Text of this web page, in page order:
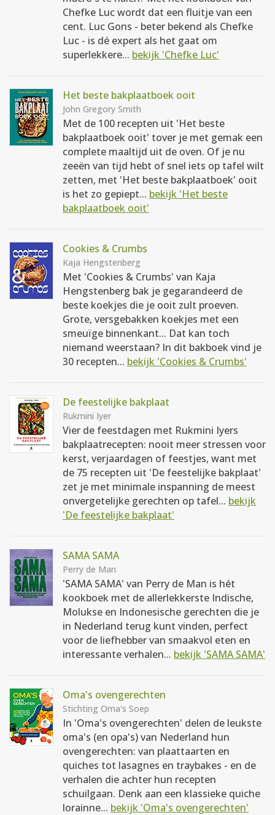
Chefke Luc wordt dat een fluitje van een
cent. Luc Gons - beter bekend als Chefke
Luc - is dé expert als het gaat om
superlekkere... bekijk 'Chefke Luc'
Het beste bakplaatboek ooit
John Gregory Smith
Met de 100 recepten uit 'Het beste
bakplaatboek ooit' tover je met gemak een
complete maaltijd uit de oven. Of je nu
zeeën van tijd hebt of snel iets op tafel wilt
zetten, met 'Het beste bakplaatboek' ooit
is het zo gepiept... bekijk 'Het beste
bakplaatboek ooit'
Cookies & Crumbs
Kaja Hengstenberg
Met 'Cookies & Crumbs' van Kaja
Hengstenberg bak je gegarandeerd de
beste koekjes die je ooit zult proeven.
Grote, versgebakken koekjes met een
smeuïge binnenkant... Dat kan toch
niemand weerstaan? In dit bakboek vind je
30 recepten... bekijk 'Cookies & Crumbs'
De feestelijke bakplaat
Rukmini Iyer
Vier de feestdagen met Rukmini Iyers
bakplaatrecepten: nooit meer stressen voor
kerst, verjaardagen of feestjes, want met
de 75 recepten uit 'De feestelijke bakplaat'
zet je met minimale inspanning de meest
onvergetelijke gerechten op tafel... bekijk
'De feestelijke bakplaat'
SAMA SAMA
Perry de Man
'SAMA SAMA' van Perry de Man is hét
kookboek met de allerlekkerste Indische,
Molukse en Indonesische gerechten die je
in Nederland terug kunt vinden, perfect
voor de liefhebber van smaakvol eten en
interessante verhalen... bekijk 'SAMA SAMA'
Oma's ovengerechten
Stichting Oma's Soep
In 'Oma's ovengerechten' delen de leukste
oma's (en opa's) van Nederland hun
ovengerechten: van plaattaarten en
quiches tot lasagnes en traybakes - en de
verhalen die achter hun recepten
schuilgaan. Denk aan een klassieke quiche
lorainne... bekijk 'Oma's ovengerechten'